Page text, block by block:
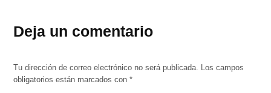
Deja un comentario
Tu dirección de correo electrónico no será publicada. Los campos
obligatorios están marcados con*